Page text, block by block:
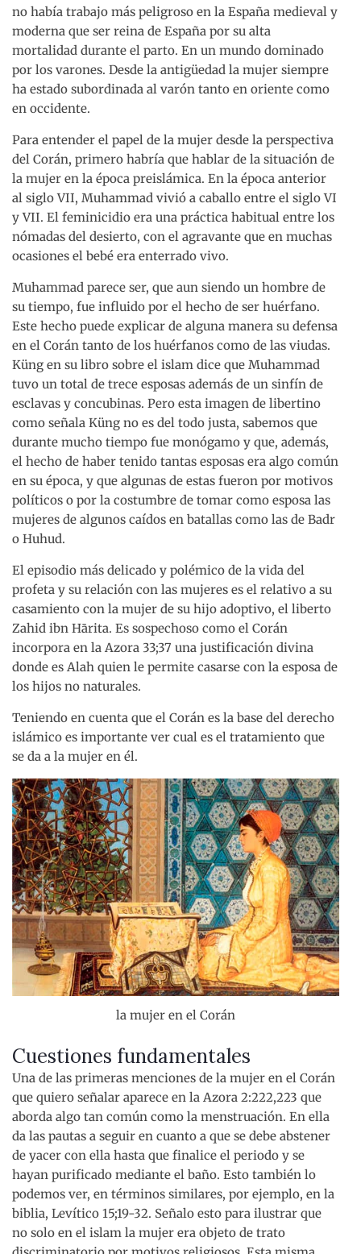
no había trabajo más peligroso en la España medieval y
moderna que ser reina de España por su alta
mortalidad durante el parto. En un mundo dominado
por los varones. Desde la antigüedad la mujer siempre
ha estado subordinada al varón tanto en oriente como
en occidente.
Para entender el papel de la mujer desde la perspectiva
del Corán, primero habría que hablar de la situación de
la mujer en la época preislámica. En la época anterior
al siglo VII, Muhammad vivió a caballo entre el siglo VI
y VII. El feminicidio era una práctica habitual entre los
nómadas del desierto, con el agravante que en muchas
ocasiones el bebé era enterrado vivo.
Muhammad parece ser, que aun siendo un hombre de
su tiempo, fue influido por el hecho de ser huérfano.
Este hecho puede explicar de alguna manera su defensa
en el Corán tanto de los huérfanos como de las viudas.
Küng en su libro sobre el islam dice que Muhammad
tuvo un total de trece esposas además de un sinfín de
esclavas y concubinas. Pero esta imagen de libertino
como señala Küng no es del todo justa, sabemos que
durante mucho tiempo fue monógamo y que, además,
el hecho de haber tenido tantas esposas era algo común
en su época, y que algunas de estas fueron por motivos
políticos o por la costumbre de tomar como esposa las
mujeres de algunos caídos en batallas como las de Badr
o Huhud.
El episodio más delicado y polémico de la vida del
profeta y su relación con las mujeres es el relativo a su
casamiento con la mujer de su hijo adoptivo, el liberto
Zahid ibn Hārita. Es sospechoso como el Corán
incorpora en la Azora 33;37 una justificación divina
donde es Alah quien le permite casarse con la esposa de
los hijos no naturales.
Teniendo en cuenta que el Corán es la base del derecho
islámico es importante ver cual es el tratamiento que
se da a la mujer en él.
la mujer en el Corán
Cuestiones fundamentales
Una de las primeras menciones de la mujer en el Corán
que quiero señalar aparece en la Azora 2:222,223 que
aborda algo tan común como la menstruación. En ella
da las pautas a seguir en cuanto a que se debe abstener
de yacer con ella hasta que finalice el periodo y se
hayan purificado mediante el baño. Esto también lo
podemos ver, en términos similares, por ejemplo, en la
biblia, Levítico 15;19-32. Señalo esto para ilustrar que
no solo en el islam la mujer era objeto de trato